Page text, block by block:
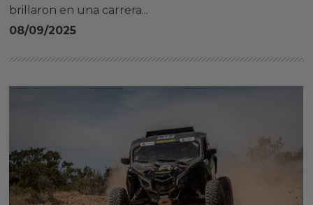
brillaron en una carrera...
08/09/2025